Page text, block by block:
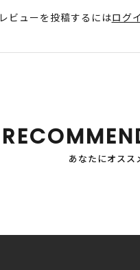
レビューを投稿するにはログ
あなたにオスス